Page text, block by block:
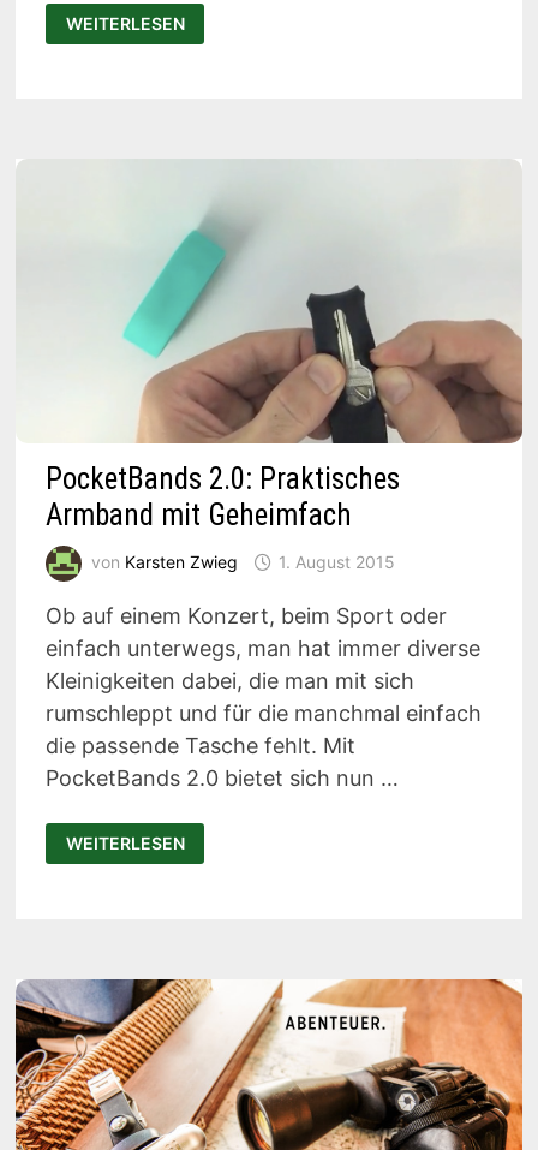
FERNBEZIEHUNG
2.0:
PILLOW
WEITERLESEN
PocketBands 2.0: Praktisches
Armband mit Geheimfach
von Karsten Zwieg 1. August 2015
Ob auf einem Konzert, beim Sport oder
einfach unterwegs, man hat immer diverse
Kleinigkeiten dabei, die man mit sich
rumschleppt und für die manchmal einfach
die passende Tasche fehlt. Mit
PocketBands 2.0 bietet sich nun …
POCKETBANDS
2.0:
PRAKTISCHES
WEITERLESEN